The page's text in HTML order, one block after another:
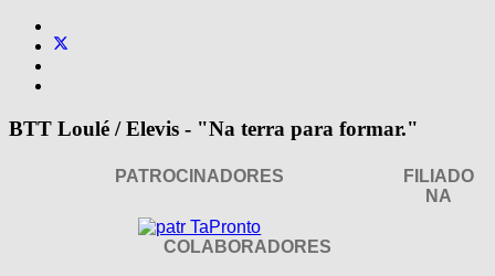
BTT Loulé / Elevis - "Na terra para formar."
PATROCINADORES
FILIADO
NA
COLABORADORES